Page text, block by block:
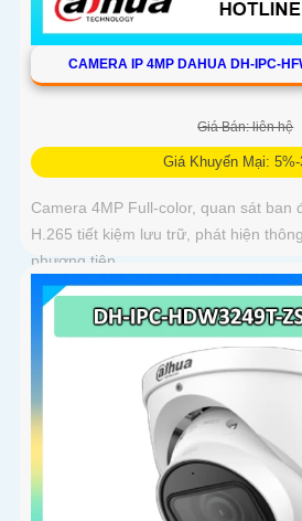
CAMERA IP 4MP DAHUA DH-IPC-
Giá Bán: liên hệ
Giá Khuyến Mại: 5%-
Camera 4MP Full-color, quan sát ban
H.265 tiết kiệm lưu trữ, phát hiện
phương tiện